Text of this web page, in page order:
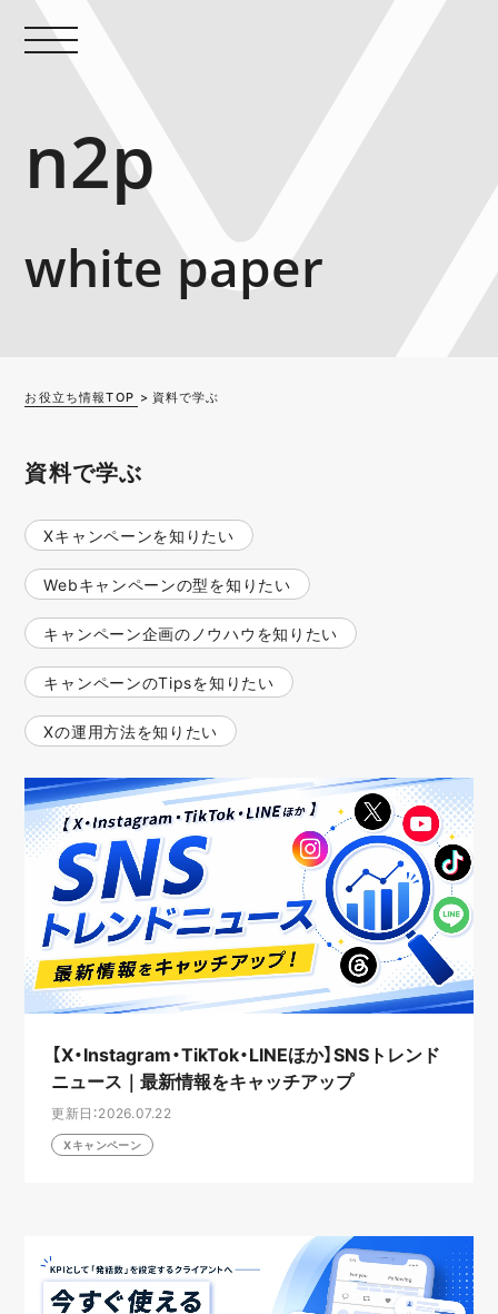
n2p
white paper
お役立ち情報TOP 資料で学ぶ
資料で学ぶ
Xキャンペーンを知りたい
Webキャンペーンの型を知りたい
キャンペーン企画のノウハウを知りたい
キャンペーンのTipsを知りたい
Xの運用方法を知りたい
【X・Instagram・TikTok・LINEほか】SNSトレンド
ニュース｜最新情報をキャッチアップ
更新日：2026.07.22
Xキャンペーン